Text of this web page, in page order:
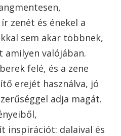
zenét és énekel a
sem akar többnek,
amilyen valójában.
felé, és a zene
erejét használva, jó
adja magát.
inspirációt: dalaival és